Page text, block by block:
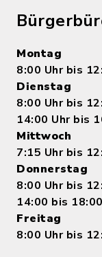
Montag
8:00 Uhr bis
Dienstag
8:00 Uhr bis
14:00 Uhr bis
Mittwoch
7:15 Uhr bis
Donnerstag
8:00 Uhr bis
14:00 bis
Freitag
8:00 Uhr bis